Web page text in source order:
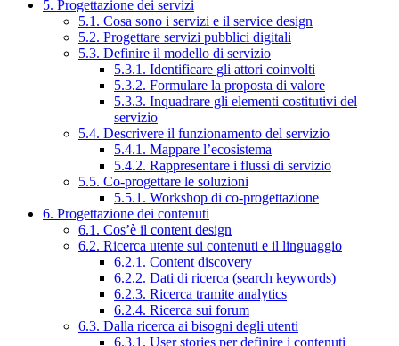
5. Progettazione dei servizi
5.1. Cosa sono i servizi e il service design
5.2. Progettare servizi pubblici digitali
5.3. Definire il modello di servizio
5.3.1. Identificare gli attori coinvolti
5.3.2. Formulare la proposta di valore
5.3.3. Inquadrare gli elementi costitutivi del
servizio
5.4. Descrivere il funzionamento del servizio
5.4.1. Mappare l’ecosistema
5.4.2. Rappresentare i flussi di servizio
5.5. Co-progettare le soluzioni
5.5.1. Workshop di co-progettazione
6. Progettazione dei contenuti
6.1. Cos’è il content design
6.2. Ricerca utente sui contenuti e il linguaggio
6.2.1. Content discovery
6.2.2. Dati di ricerca (search keywords)
6.2.3. Ricerca tramite analytics
6.2.4. Ricerca sui forum
6.3. Dalla ricerca ai bisogni degli utenti
6.3.1. User stories per definire i contenuti